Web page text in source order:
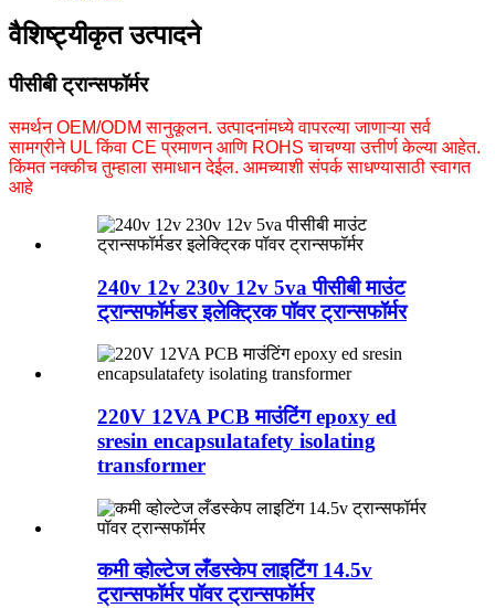
वैशिष्ट्यीकृत उत्पादने
पीसीबी ट्रान्सफॉर्मर
समर्थन OEM/ODM सानुकूलन. उत्पादनांमध्ये वापरल्या जाणाऱ्या सर्व
सामग्रीने UL किंवा CE प्रमाणन आणि ROHS चाचण्या उत्तीर्ण केल्या आहेत.
किंमत नक्कीच तुम्हाला समाधान देईल. आमच्याशी संपर्क साधण्यासाठी स्वागत
आहे
240v 12v 230v 12v 5va पीसीबी माउंट
ट्रान्सफॉर्मडर इलेक्ट्रिक पॉवर ट्रान्सफॉर्मर
220V 12VA PCB माउंटिंग epoxy ed
sresin encapsulatafety isolating
transformer
कमी व्होल्टेज लँडस्केप लाइटिंग 14.5v
ट्रान्सफॉर्मर पॉवर ट्रान्सफॉर्मर